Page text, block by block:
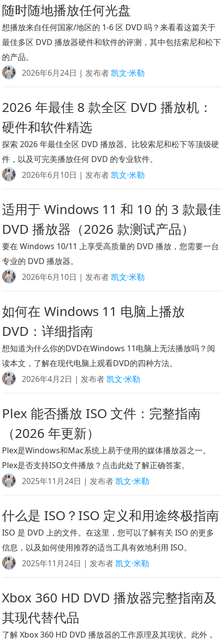
随时随地播放任何光盘
想播放来自任何国家/地区的 1-6 区 DVD 吗？来看看这篇关于
最佳多区 DVD 播放器硬件和软件的评测，其中包括索尼和松下
的产品。
2026年6月24日 | 发布者凯文·米勒
2026 年最佳 8 款全区 DVD 播放机：
硬件和软件精选
探索 2026 年最佳全区 DVD 播放器。比较索尼和松下等顶级硬
件，以及可完美播放任何 DVD 的专业软件。
2026年6月10日 | 发布者凯文·米勒
适用于 Windows 11 和 10 的 3 款最佳
DVD 播放器（2026 款测试产品）
要在 Windows 10/11 上享受高质量的 DVD 播放，您需要一台
专业的 DVD 播放器。
2026年6月10日 | 发布者凯文·米勒
如何在 Windows 11 电脑上播放
DVD：详细指南
想知道为什么你的DVD在Windows 11电脑上无法播放吗？阅
读本文，了解在现代电脑上观看DVD的四种方法。
2026年4月2日 | 发布者凯文·米勒
Plex 能否播放 ISO 文件：完整指南
（2026 年更新）
Plex是Windows和Mac系统上易于使用的媒体播放器之一。
Plex是否支持ISO文件播放？点击此处了解正确答案。
2025年11月24日 | 发布者凯文·米勒
什么是 ISO？ISO 定义和用途终极指南
ISO 是 DVD 上的文件。在这里，您可以了解有关 ISO 的更多
信息，以及如何使用推荐的适当工具有效地利用 ISO。
2025年11月24日 | 发布者凯文·米勒
Xbox 360 HD DVD 播放器完整指南及
其现代替代品
了解 Xbox 360 HD DVD 播放器的工作原理及其现状。此外，